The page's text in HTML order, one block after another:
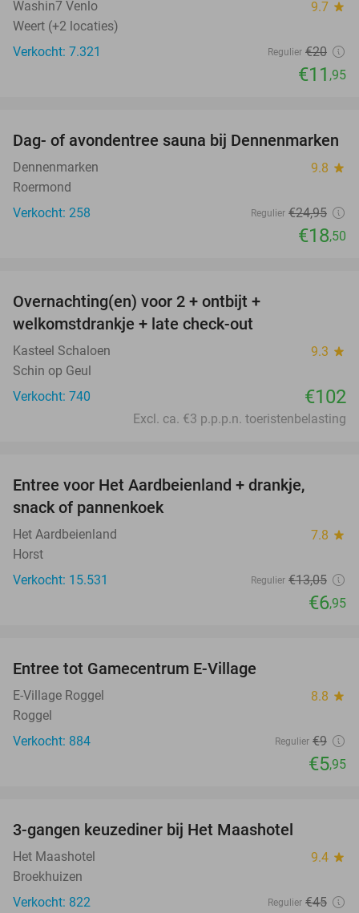
Washin7 Venlo 9.7 star
Weert (+2 locaties)
Verkocht: 7.321
Regulier €20
€11 ,95
26%
Dag- of avondentree sauna bij Dennenmarken
Dennenmarken 9.8 star
Roermond
Verkocht: 258
Regulier €24,95
€18,50
Overnachting(en) voor 2 + ontbijt +
welkomstdrankje + late check-out
Kasteel Schaloen 9.3 star
Schin op Geul
Verkocht: 740
€102
Excl. ca. €3 p.p.p.n. toeristenbelasting
Entree voor Het Aardbeienland + drankje,
snack of pannenkoek
Het Aardbeienland 7.8 star
Horst
Verkocht: 15.531
Regulier €13,05
€6,95
Entree tot Gamecentrum E-Village
E-Village Roggel 8.8 star
Roggel
Verkocht: 884
Regulier €9
€5,95
3-gangen keuzediner bij Het Maashotel
Het Maashotel 9.4 star
Broekhuizen
Verkocht: 822
Regulier €45